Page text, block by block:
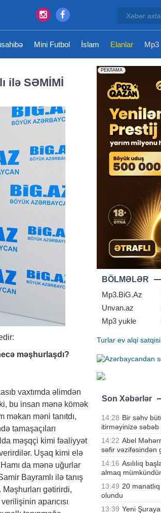
Mini Futbol İslam Elanlar Mp3
ilə SƏMİMİ
məşhurlaşdı?
vaxtımda əlimdən
bu insan mənə kömək
məni tanıtdı,
tamaşaçıları
məşqçi kimi fəaliyyət
Uşaq kimi elə
da mənə uğurlar
Bayramlı ilə tanış
gətirirdi,
aparıcısı
BÖLMƏLƏR
Mp3.BiG.Az
Unvan.az
Mp3 yukle
Turlar ev alqi satqisi
Son Xəbərlər
14:28 Bir səhv
itirməyinizə səbəb
14:22 Abel
səfir vəzifəsindən
14:16 Asılılıq
almaq
13:49 20
olundu
13:39 Yeni